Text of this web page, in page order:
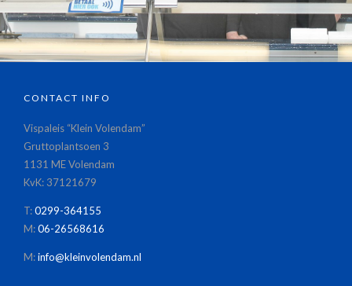
CONTACT INFO
Vispaleis “Klein Volendam”
Gruttoplantsoen 3
1131 ME Volendam
KvK: 37121679
T:0299-364155
M:06-26568616
M:info@kleinvolendam.nl